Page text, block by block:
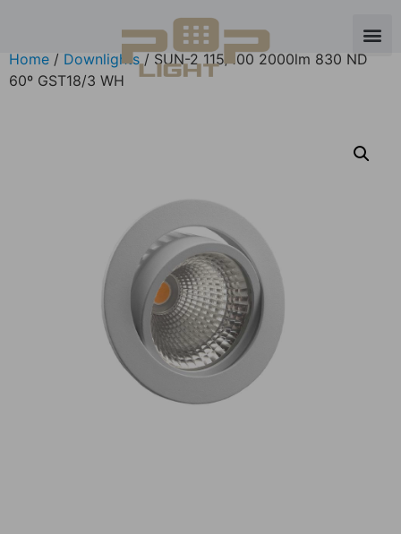
Home / Downlights / SUN-2 115/100 2000lm 830 ND
60º GST18/3 WH